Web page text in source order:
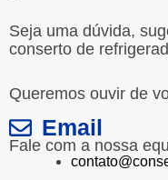
Seja uma dúvida,
conserto de
Queremos ouvir de
Email
Fale com a nossa